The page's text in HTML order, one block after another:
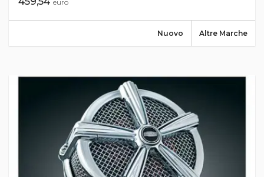
euro
Altre Marche
Nuovo